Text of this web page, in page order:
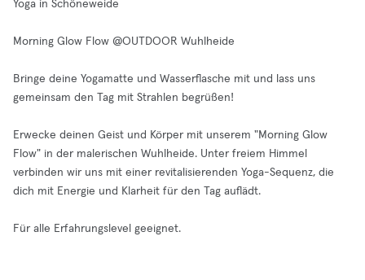
Yoga in Schöneweide
Morning Glow Flow @OUTDOOR Wuhlheide
Bringe deine Yogamatte und Wasserflasche mit und lass uns
gemeinsam den Tag mit Strahlen begrüßen!
Erwecke deinen Geist und Körper mit unserem "Morning Glow
Flow" in der malerischen Wuhlheide. Unter freiem Himmel
verbinden wir uns mit einer revitalisierenden Yoga-Sequenz, die
dich mit Energie und Klarheit für den Tag auflädt.
Für alle Erfahrungslevel geeignet.